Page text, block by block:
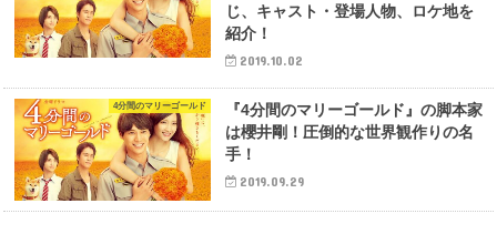
じ、キャスト・登場人物、ロケ地を
紹介！
2019.10.02
4分間のマリーゴールド
『4分間のマリーゴールド』の脚本家
は櫻井剛！圧倒的な世界観作りの名
手！
2019.09.29